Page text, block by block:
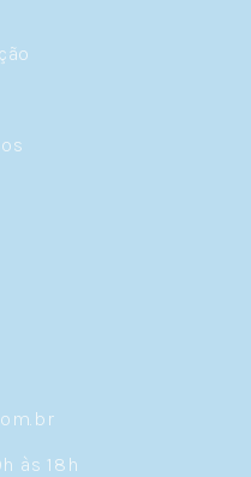
às 18h